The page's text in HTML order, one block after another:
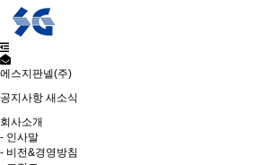
에스지판넬(주)
공지사항 새소식
회사소개
- 인사말
- 비전&경영방침